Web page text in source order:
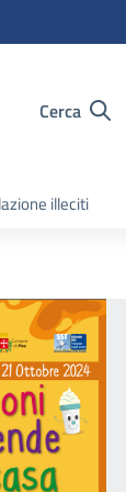
Cerca
illeciti